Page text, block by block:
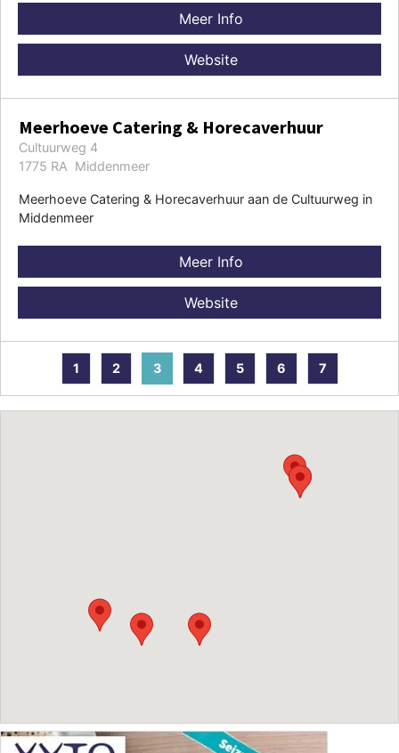
Meer Info
Website
Meerhoeve Catering & Horecaverhuur
Cultuurweg 4
1775 RA Middenmeer
Meerhoeve Catering & Horecaverhuur aan de Cultuurweg in
Middenmeer
Meer Info
Website
1 2 3 4 5 6 7